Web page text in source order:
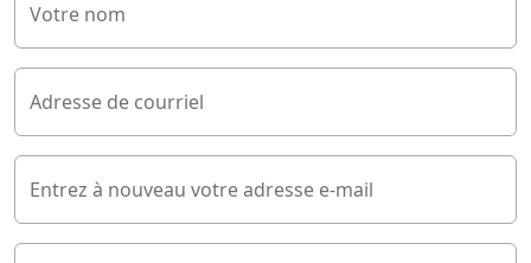
Votre nom
Adresse de courriel
Entrez à nouveau votre adresse e-mail